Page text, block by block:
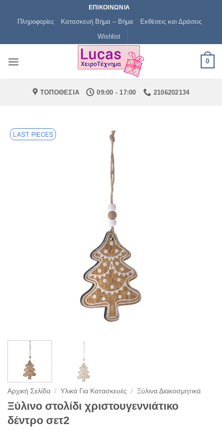
ΕΠΙΚΟΙΝΩΝΙΑ
Πληροφορίες Κατασκευή Βήμα – Βήμα
Εκθέσεις και Δράσεις
Wishlist
0
ΤΟΠΟΘΕΣΙΑ 09:00 - 17:00 2106202134
LAST PIECES
Αρχική Σελίδα / Υλικά Για Κατασκευές / Ξύλινα Διακοσμητικά
Ξύλινο στολίδι χριστουγεννιάτικο
δέντρο σετ2